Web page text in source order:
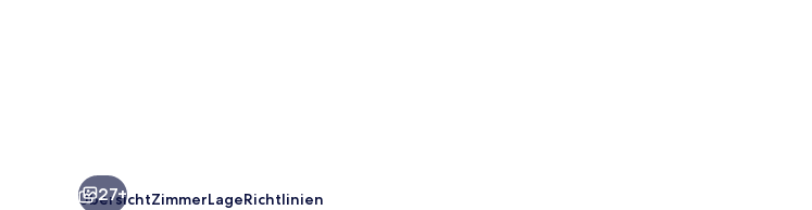
27+
ÜbersichtZimmerLageRichtlinien